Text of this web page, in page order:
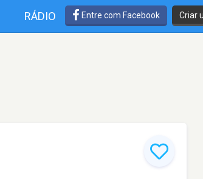
RÁDIO Entre com Facebook Criar